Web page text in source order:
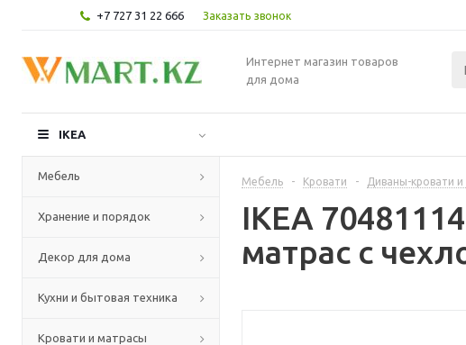
+7 727 31 22 666 Заказать звонок
Интернет магазин товаров
для дома
IKEA
Мебель
Хранение и порядок
Декор для дома
Кухни и бытовая техника
Кровати и матрасы
Мебель - Кровати - Диваны-кровати и
IKEA
матрас с